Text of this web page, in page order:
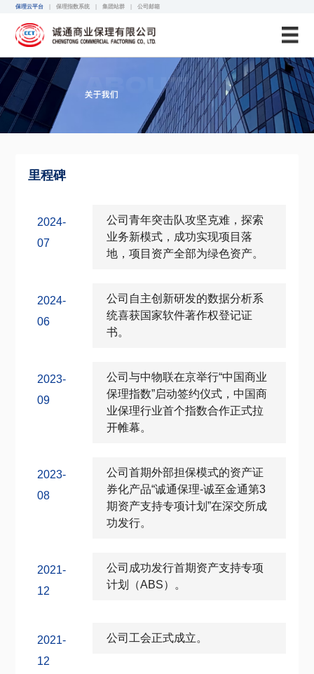
诚通保理
保理云平台 保理指数系统 集团站群 公司邮箱
里程碑
2024-
07
公司青年突击队攻坚克难，探索
业务新模式，成功实现项目落
地，项目资产全部为绿色资产。
2024-
06
公司自主创新研发的数据分析系
统喜获国家软件著作权登记证
书。
2023-
09
公司与中物联在京举行“中国商业
保理指数”启动签约仪式，中国商
业保理行业首个指数合作正式拉
开帷幕。
2023-
08
公司首期外部担保模式的资产证
券化产品“诚通保理-诚至金通第3
期资产支持专项计划”在深交所成
功发行。
2021-
12
公司成功发行首期资产支持专项
计划（ABS）。
2021-
12
公司工会正式成立。